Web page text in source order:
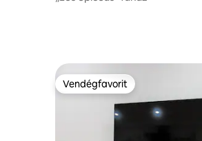
Vendégfavorit
Vendégfavorit